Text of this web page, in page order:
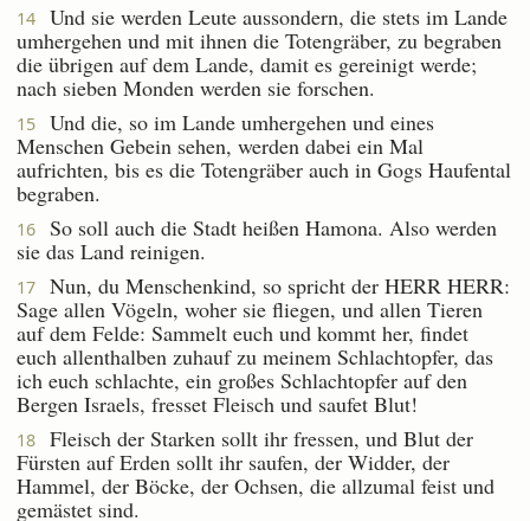
14
Und sie werden Leute aussondern, die stets im Lande
umhergehen und mit ihnen die Totengräber, zu begraben
die übrigen auf dem Lande, damit es gereinigt werde;
nach sieben Monden werden sie forschen.
15
Und die, so im Lande umhergehen und eines
Menschen Gebein sehen, werden dabei ein Mal
aufrichten, bis es die Totengräber auch in Gogs Haufental
begraben.
16
So soll auch die Stadt heißen Hamona. Also werden
sie das Land reinigen.
17
Nun, du Menschenkind, so spricht der HERR HERR:
Sage allen Vögeln, woher sie fliegen, und allen Tieren
auf dem Felde: Sammelt euch und kommt her, findet
euch allenthalben zuhauf zu meinem Schlachtopfer, das
ich euch schlachte, ein großes Schlachtopfer auf den
Bergen Israels, fresset Fleisch und saufet Blut!
18
Fleisch der Starken sollt ihr fressen, und Blut der
Fürsten auf Erden sollt ihr saufen, der Widder, der
Hammel, der Böcke, der Ochsen, die allzumal feist und
gemästet sind.